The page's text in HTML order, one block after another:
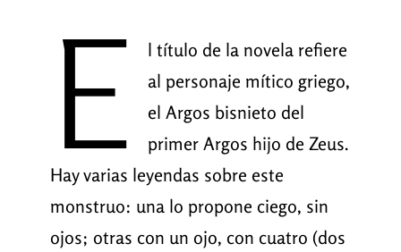
E
l título de la novela refiere
al personaje mítico griego,
el Argos bisnieto del
primer Argos hijo de Zeus.
Hay varias leyendas sobre este
monstruo: una lo propone ciego, sin
ojos; otras con un ojo, con cuatro (dos